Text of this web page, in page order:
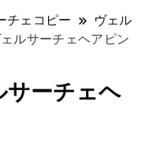
チェコピー
ヴェル
ルサーチェヘアピン
サーチェヘ